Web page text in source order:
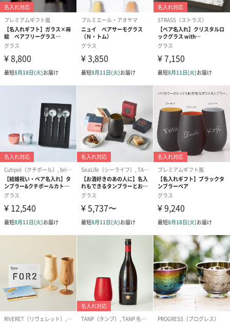
あり（176円）
熨斗とリボン包装両方をご選択された場合は、リボンなしの熨斗
包装にて対応させていただきます
（一般的なマナーとしまして熨斗とリボンは同じ意味合いになり
ますので二重で対応する事はございません）
あり（リボンの色：ブラウン）
（0円）